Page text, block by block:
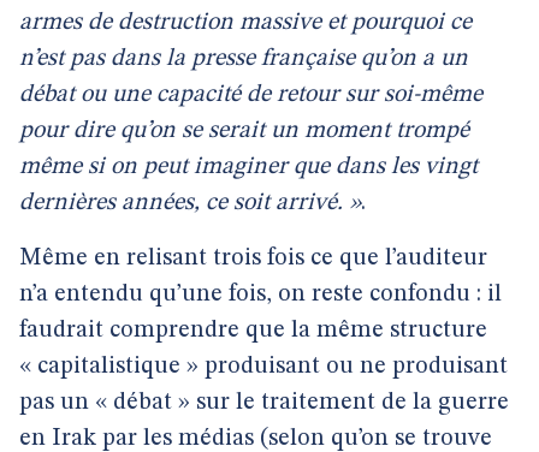
armes de destruction massive et pourquoi ce
n’est pas dans la presse française qu’on a un
débat ou une capacité de retour sur soi-même
pour dire qu’on se serait un moment trompé
même si on peut imaginer que dans les vingt
dernières années, ce soit arrivé. ».
Même en relisant trois fois ce que l’auditeur
n’a entendu qu’une fois, on reste confondu : il
faudrait comprendre que la même structure
« capitalistique » produisant ou ne produisant
pas un « débat » sur le traitement de la guerre
en Irak par les médias (selon qu’on se trouve